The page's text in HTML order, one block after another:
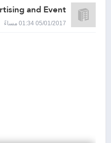
and Event
Management
05/01/2017 01:34 مساءً